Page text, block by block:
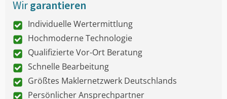
Wirgarantieren
Individuelle Wertermittlung
Hochmoderne Technologie
Qualifizierte Vor-Ort Beratung
Schnelle Bearbeitung
Größtes Maklernetzwerk Deutschlands
Persönlicher Ansprechpartner